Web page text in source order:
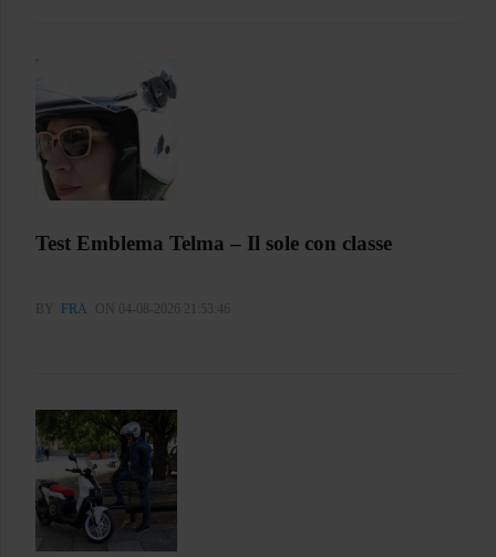
Test Emblema Telma – Il sole con classe
BY FRA ON 04-08-2026 21:53:46